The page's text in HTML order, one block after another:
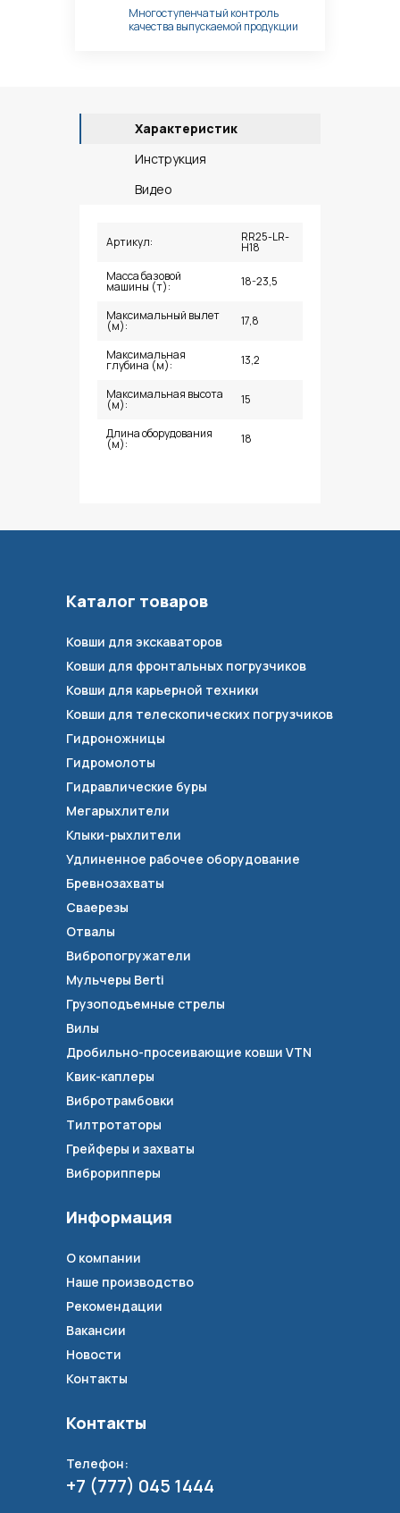
Многоступенчатый контроль
качества выпускаемой продукции
Артикул: RR25-LR-
H18
Масса базовой
машины (т): 18-23,5
Максимальный вылет
(м): 17,8
Максимальная
глубина (м): 13,2
Максимальная высота
(м): 15
Длина оборудования
(м): 18
Характеристик
Инструкция
Видео
Каталог товаров
Ковши для экскаваторов
Ковши для фронтальных погрузчиков
Ковши для карьерной техники
Ковши для телескопических погрузчиков
Гидроножницы
Гидромолоты
Гидравлические буры
Мегарыхлители
Клыки-рыхлители
Удлиненное рабочее оборудование
Бревнозахваты
Сваерезы
Отвалы
Вибропогружатели
Мульчеры Berti
Грузоподъемные стрелы
Вилы
Дробильно-просеивающие ковши VTN
Квик-каплеры
Вибротрамбовки
Тилтротаторы
Грейферы и захваты
Виброрипперы
Информация
О компании
Наше производство
Рекомендации
Вакансии
Новости
Контакты
Контакты
Телефон:
+7 (777) 045 1444